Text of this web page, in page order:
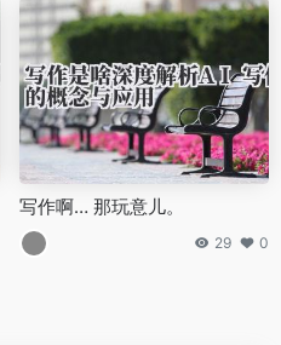
写作啊… 那玩意儿。
29 0